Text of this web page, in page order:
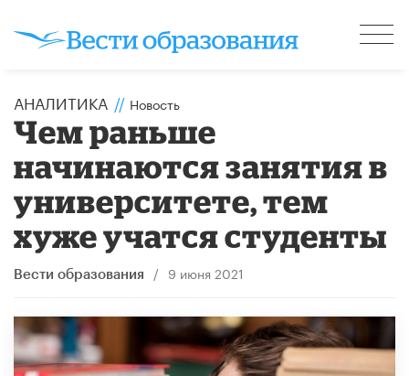
АНАЛИТИКА // Новость
Чем раньше
начинаются занятия в
университете, тем
хуже учатся студенты
Вести образования / 9 июня 2021